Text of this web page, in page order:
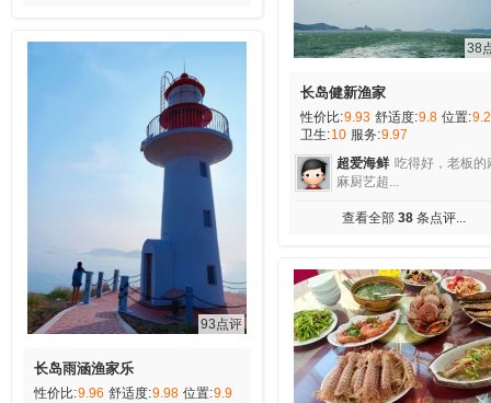
93点评
长岛雨涵渔家乐
性价比:9.96 舒适度:9.98 位置:9.9
38
长岛健新渔家
性价比:9.93 舒适度:9.8 位置:
卫生:10 服务:9.97
超爱海鲜 吃得好，老板的
麻厨艺超...
查看全部 38条点评...